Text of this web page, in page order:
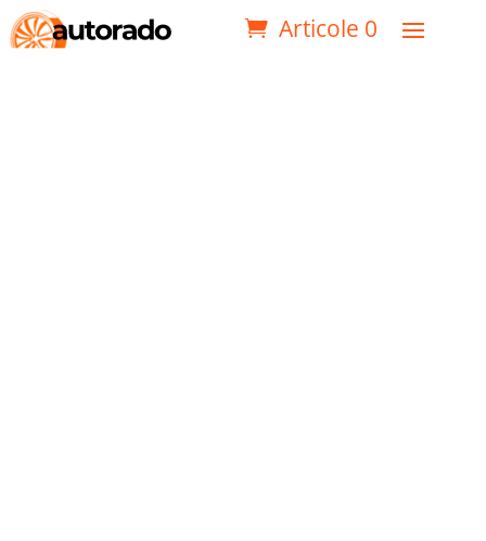
Articole 0